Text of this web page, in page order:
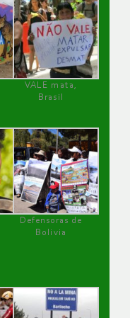
VALE mata,
Brasil
Defensoras de
Bolivia